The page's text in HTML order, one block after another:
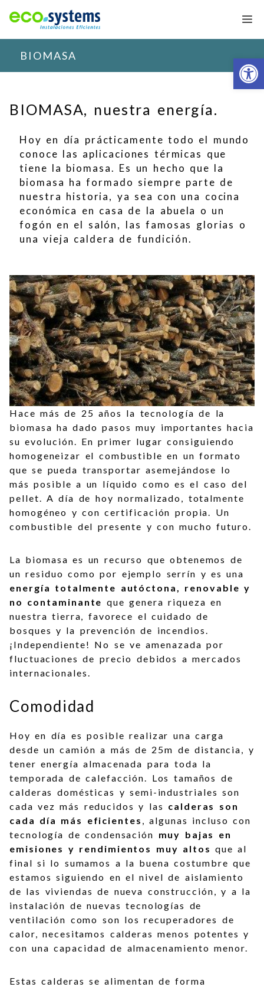
BIOMASA
BIOMASA, nuestra energía.
Hoy en día prácticamente todo el mundo
conoce las aplicaciones térmicas que
tiene la biomasa. Es un hecho que la
biomasa ha formado siempre parte de
nuestra historia, ya sea con una cocina
económica en casa de la abuela o un
fogón en el salón, las famosas glorias o
una vieja caldera de fundición.
Hace más de 25 años la tecnología de la
biomasa ha dado pasos muy importantes hacia
su evolución. En primer lugar consiguiendo
homogeneizar el combustible en un formato
que se pueda transportar asemejándose lo
más posible a un líquido como es el caso del
pellet. A día de hoy normalizado, totalmente
homogéneo y con certificación propia. Un
combustible del presente y con mucho futuro.
La biomasa es un recurso que obtenemos de
un residuo como por ejemplo serrín y es una
energía totalmente autóctona, renovable y
no contaminante que genera riqueza en
nuestra tierra, favorece el cuidado de
bosques y la prevención de incendios.
¡Independiente! No se ve amenazada por
fluctuaciones de precio debidos a mercados
internacionales.
Comodidad
Hoy en día es posible realizar una carga
desde un camión a más de 25m de distancia, y
tener energía almacenada para toda la
temporada de calefacción. Los tamaños de
calderas domésticas y semi-industriales son
cada vez más reducidos y las calderas son
cada día más eficientes , algunas incluso con
tecnología de condensación muy bajas en
emisiones y rendimientos muy altos que al
final si lo sumamos a la buena costumbre que
estamos siguiendo en el nivel de aislamiento
de las viviendas de nueva construcción, y a la
instalación de nuevas tecnologías de
ventilación como son los recuperadores de
calor, necesitamos calderas menos potentes y
con una capacidad de almacenamiento menor.
Estas calderas se alimentan de forma